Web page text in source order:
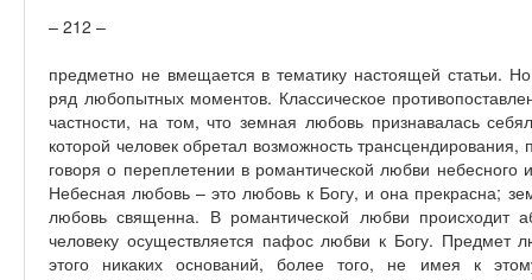
– 212 –
предметно не вмещается в тематику настоящей статьи.
ряд любопытных моментов. Классическое
частности, на том, что земная любовь признавалась
которой человек обретал возможность
говоря о переплетении в романтической любви
Небесная любовь – это любовь к Богу, и она прекрасна;
любовь священна. В романтической любви происходит
человеку осуществляется пафос любви к Богу. Предмет
этого никаких оснований, более того, не имея к